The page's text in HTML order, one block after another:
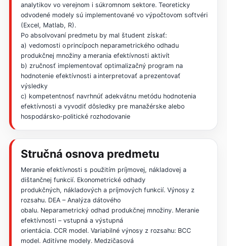
analytikov vo verejnom i súkromnom sektore. Teoreticky
odvodené modely sú implementované vo výpočtovom softvéri
(Excel, Matlab, R).
Po absolvovaní predmetu by mal študent získať:
a) vedomosti o princípoch neparametrického odhadu
produkčnej množiny a merania efektívnosti aktivít
b) zručnosť implementovať optimalizačný program na
hodnotenie efektívnosti a interpretovať a prezentovať
výsledky
c) kompetentnosť navrhnúť adekvátnu metódu hodnotenia
efektívnosti a vyvodiť dôsledky pre manažérske alebo
hospodársko-politické rozhodovanie
Stručná osnova predmetu
Meranie efektívnosti s použitím príjmovej, nákladovej a
dištančnej funkcií. Ekonometrické odhady
produkčných, nákladových a príjmových funkcií. Výnosy z
rozsahu. DEA – Analýza dátového
obalu. Neparametrický odhad produkčnej množiny. Meranie
efektívnosti – vstupná a výstupná
orientácia. CCR model. Variabilné výnosy z rozsahu: BCC
model. Aditívne modely. Medzičasová